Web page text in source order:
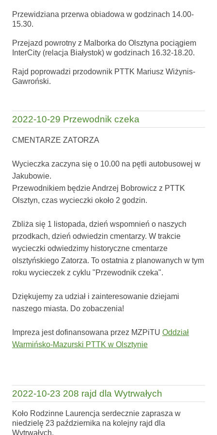
Przewidziana przerwa obiadowa w godzinach 14.00-
15.30.
Przejazd powrotny z Malborka do Olsztyna pociągiem
InterCity (relacja Białystok) w godzinach 16.32-18.20.
Rajd poprowadzi przodownik PTTK Mariusz Wiżynis-
Gawroński.
2022-10-29 Przewodnik czeka
CMENTARZE ZATORZA
Wycieczka zaczyna się o 10.00 na pętli autobusowej w
Jakubowie.
Przewodnikiem będzie Andrzej Bobrowicz z PTTK
Olsztyn, czas wycieczki około 2 godzin.
Zbliża się 1 listopada, dzień wspomnień o naszych
przodkach, dzień odwiedzin cmentarzy. W trakcie
wycieczki odwiedzimy historyczne cmentarze
olsztyńskiego Zatorza. To ostatnia z planowanych w tym
roku wycieczek z cyklu "Przewodnik czeka".
Dziękujemy za udział i zainteresowanie dziejami
naszego miasta. Do zobaczenia!
Impreza jest dofinansowana przez MZPiTU Oddział
Warmińsko-Mazurski PTTK w Olsztynie
2022-10-23 208 rajd dla Wytrwałych
Koło Rodzinne Laurencja serdecznie zaprasza w
niedzielę 23 października na kolejny rajd dla
Wytrwałych.